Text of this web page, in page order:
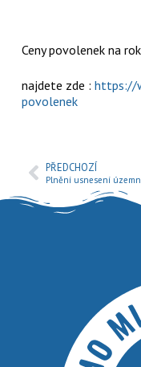
Ceny povolenek na
najdete zde : https://
povolenek
PŘEDCHOZÍ